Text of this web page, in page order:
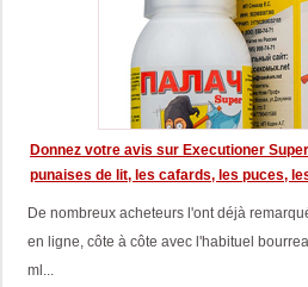
Donnez votre avis sur Executioner
punaises de lit, les cafards, les puces,
De nombreux acheteurs l'ont déjà
en ligne, côte à côte avec l'habituel
ml...